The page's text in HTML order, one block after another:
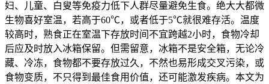
妇、儿童、白叟等免疫力低下人群尽量避免生食。绝大大都微
生物喜好室温，若高于60℃，或者低于5℃就很难存活。温度
较高时，熟食正在室温下存放时间不宜跨越2小时，食物冷却
后应及时放入冰箱保留。但需留意，冰箱不是安全箱，无论冷
藏、冷冻，食物都不要存放过久，不然也易形成交叉污染，或
食物变质，不只得到最佳食用价值，还可能激发疾病。本文为